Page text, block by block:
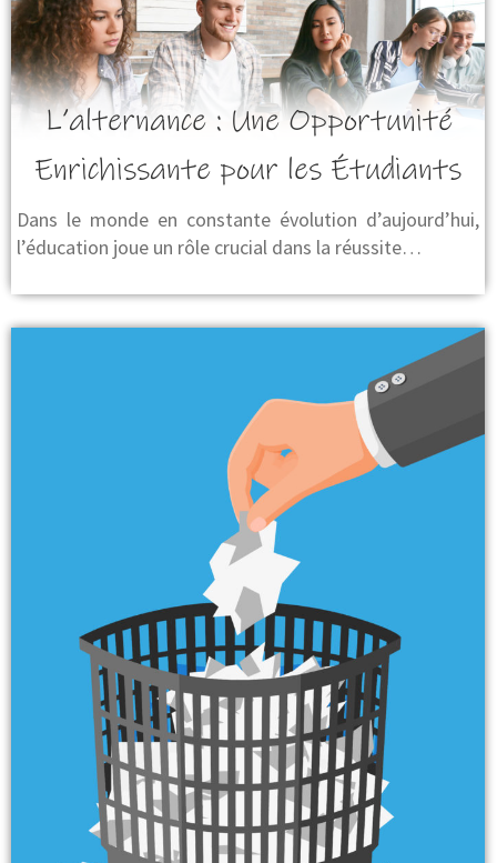
L’alternance : Une Opportunité
Enrichissante pour les Étudiants
Dans le monde en constante évolution d’aujourd’hui,
l’éducation joue un rôle crucial dans la réussite…